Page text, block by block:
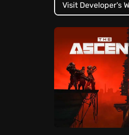
Visit Developer's